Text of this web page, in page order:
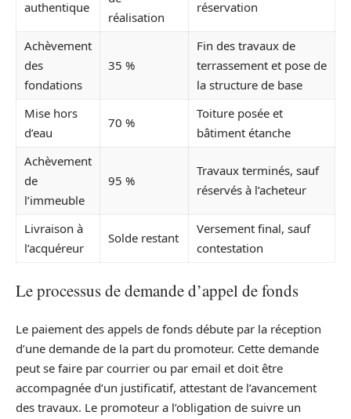
authentique
réalisation
réservation
Achèvement
des
fondations
35 %
Fin des travaux de
terrassement et pose de
la structure de base
Mise hors
d’eau
70 %
Toiture posée et
bâtiment étanche
Achèvement
de
l’immeuble
95 %
Travaux terminés, sauf
réservés à l’acheteur
Livraison à
l’acquéreur
Solde restant
Versement final, sauf
contestation
Le processus de demande d’appel de fonds
Le paiement des appels de fonds débute par la réception
d’une demande de la part du promoteur. Cette demande
peut se faire par courrier ou par email et doit être
accompagnée d’un justificatif, attestant de l’avancement
des travaux. Le promoteur a l’obligation de suivre un